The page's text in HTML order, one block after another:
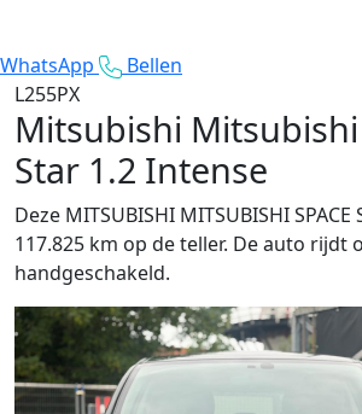
WhatsApp
Bellen
L255PX
Mitsubishi Mitsubishi
Star 1.2 Intense
Deze MITSUBISHI MITSUBISHI
117.825 km op de teller. De auto rijdt
handgeschakeld.